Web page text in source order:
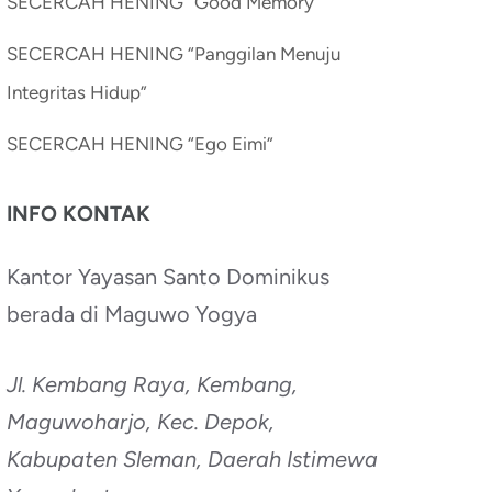
SECERCAH HENING “Panggilan Menuju
Integritas Hidup”
SECERCAH HENING “Ego Eimi”
INFO KONTAK
Kantor Yayasan Santo Dominikus
berada di Maguwo Yogya
Jl. Kembang Raya, Kembang,
Maguwoharjo, Kec. Depok,
Kabupaten Sleman, Daerah Istimewa